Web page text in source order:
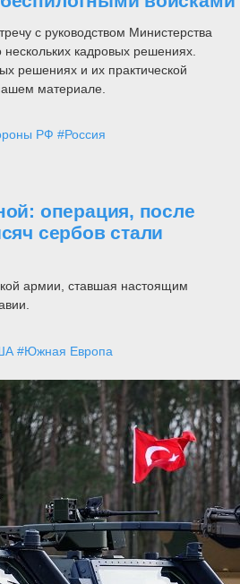
с руководством Министерства
кадровых решениях.
решениях и их практической
материале.
РФ #Россия
операция, после
сербов стали
армии, ставшая настоящим
#Южная Европа